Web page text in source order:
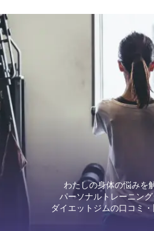
わたしの身体の悩みを
パーソナルトレーニン
ダイエットジムの口コミ